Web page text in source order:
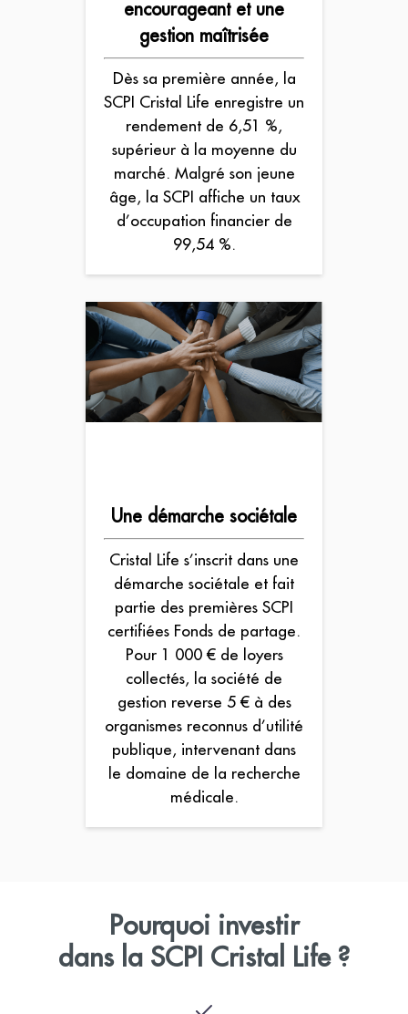
encourageant et une
gestion maîtrisée
Dès sa première année, la
SCPI Cristal Life enregistre un
rendement de 6,51 %,
supérieur à la moyenne du
marché. Malgré son jeune
âge, la SCPI affiche un taux
d’occupation financier de
99,54 %.
Une démarche sociétale
Cristal Life s’inscrit dans une
démarche sociétale et fait
partie des premières SCPI
certifiées Fonds de partage.
Pour 1 000 € de loyers
collectés, la société de
gestion reverse 5 € à des
organismes reconnus d’utilité
publique, intervenant dans
le domaine de la recherche
médicale.
Pourquoi investir
dans la SCPI Cristal Life ?